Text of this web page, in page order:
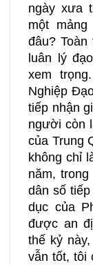
ngày xưa
một
đâu?
luân lý
xem
Nghiệp
tiếp nhận
người còn
của Trung
không chỉ
năm,
dân số
dục của
được an
thế kỷ
vẫn tốt, tôi